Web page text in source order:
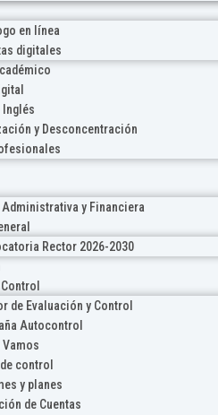
en línea
digitales
Inglés
y Desconcentración
y Financiera
Rector 2026-2030
de Evaluación y Control
Autocontrol
Vamos
control
y planes
de Cuentas